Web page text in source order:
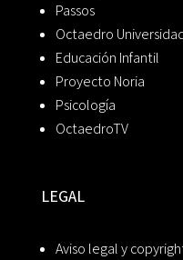
Passos
Octaedro
Educación Infantil
Proyecto Noria
Psicología
OctaedroTV
LEGAL
Aviso legal y